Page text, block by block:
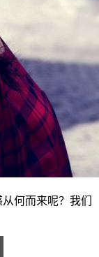
何而来呢？我们